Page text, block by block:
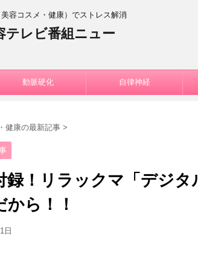
容コスメ・健康）でストレス解消
テレビ番組ニュー
動脈硬化 自律神経
健康の最新記事 >
録！リラックマ「デジタ
ら！！
日